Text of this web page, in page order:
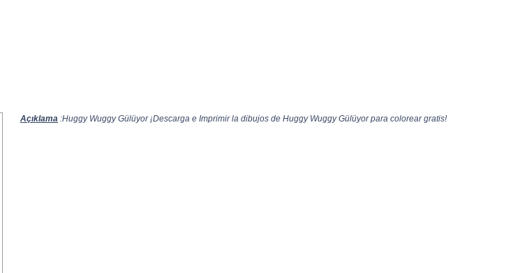
Açıklama :Huggy Wuggy Gülüyor ¡Descarga e Imprimir la dibujos de Huggy Wuggy Gülüyor para colorear gratis!